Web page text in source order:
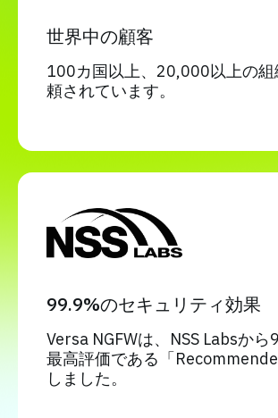
世界中の顧客
100カ国以上、20,000以上の組
頼されています。
99.9%のセキュリティ効果
Versa NGFWは、NSS Labsから
最高評価である「
しました。